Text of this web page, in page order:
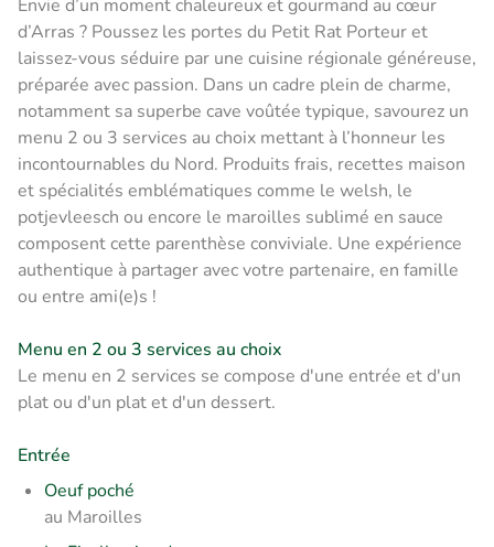
Envie d’un moment chaleureux et gourmand au cœur
d’Arras ? Poussez les portes du Petit Rat Porteur et
laissez-vous séduire par une cuisine régionale généreuse,
préparée avec passion. Dans un cadre plein de charme,
notamment sa superbe cave voûtée typique, savourez un
menu 2 ou 3 services au choix mettant à l’honneur les
incontournables du Nord. Produits frais, recettes maison
et spécialités emblématiques comme le welsh, le
potjevleesch ou encore le maroilles sublimé en sauce
composent cette parenthèse conviviale. Une expérience
authentique à partager avec votre partenaire, en famille
ou entre ami(e)s !
Menu en 2 ou 3 services au choix
Le menu en 2 services se compose d'une entrée et d'un
plat ou d'un plat et d'un dessert.
Entrée
Oeuf poché
au Maroilles